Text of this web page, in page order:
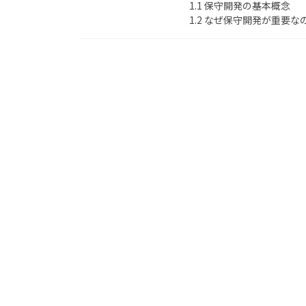
1.1 保守開発の基本概念
1.2 なぜ保守開発が重要な